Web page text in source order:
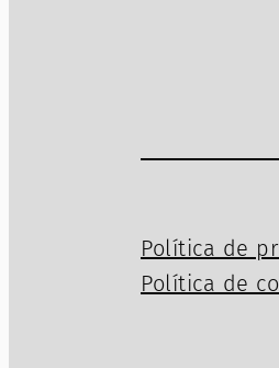
Política de
Política de